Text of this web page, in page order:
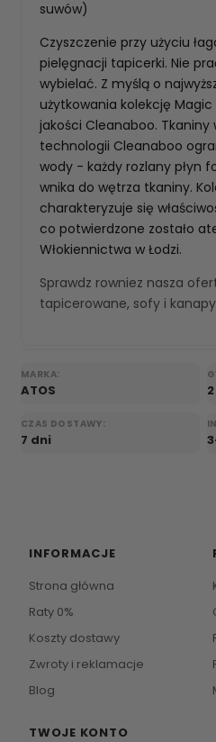
suwów)
Czyszczenie przy użyciu
pielęgnacji tapicerki. Nie
wybielać. Z myślą o
użytkowania kolekcję
jakości Cleanaboo.
technologii Cleanaboo
wody - każdy rozlany płyn
wnika do wętrza tkaniny.
charakteryzuje się
co potwierdzone zostało
Włokiennictwa w Łodzi.
Sprawdz rowniez nasza
tapicerowane, sofy i kanapy
MARKA:
ATOS
CZAS DOSTAWY:
7 dni
INFORMACJE
Strona główna
Raty 0%
Koszty dostawy
Zwroty i reklamacje
Blog
TWOJE KONTO